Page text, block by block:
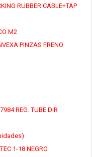
RUBBER CABLE+TAP
M2
PINZAS FRENO
REG. TUBE DIR
1-18 NEGRO